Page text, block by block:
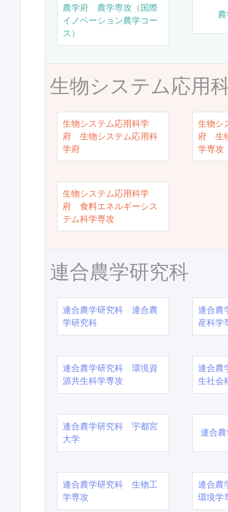
農学府 農学専攻（国際
イノベーション農学コー
ス）
生物システム応用
生物システム応用科学
府 生物システム応用科
学府
生物シ
府 生
学専攻
生物システム応用科学
府 食料エネルギーシス
テム科学専攻
連合農学研究科
連合農学研究科 連合農
学研究科
連合農
産科学
連合農学研究科 環境資
源共生科学専攻
連合農
生社会
連合農学研究科 宇都宮
大学
連合
連合農学研究科 生物工
学専攻
連合農
環境学